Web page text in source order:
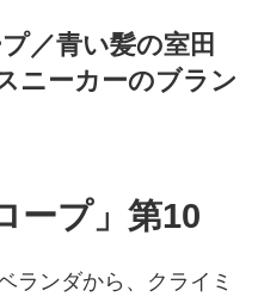
／青い髪の室田
ニーカーのブラン
ープ」第10
ランダから、クライミ